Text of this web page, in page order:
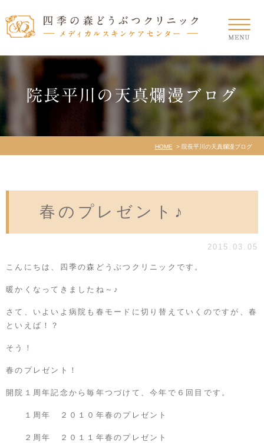
院長平川の天真爛漫ブログ
HOME 院長平川の天真爛漫ブログ
春のプレゼント♪
2015.03.05
こんにちは、四季の森どうぶつクリニックです。
暖かくなってきましたね～♪
さて、いよいよ病院も春モードに切り替えていくのですが、春
といえば！？
そう！
春のプレゼント！
開院１周年記念から毎年つづけて、今年で６回目です。
１周年 ２０１０年春のプレゼント
２周年 ２０１１年春のプレゼント